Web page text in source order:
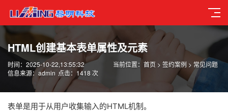
HTML创建基本表单属性及元素
当前位置： 首页 > 签约案例 > 常见问题
时间：2025-10-22,13:55:32
信息来源：admin 点击：1418 次
表单是用于从用户收集输入的HTML机制。